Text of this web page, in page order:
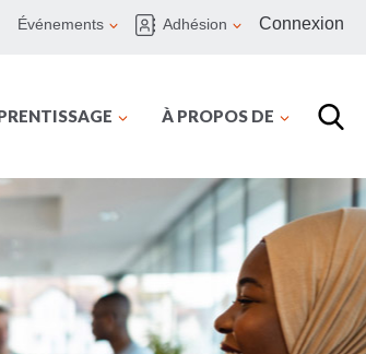
Événements Adhésion Connexion
À PROPOS DE